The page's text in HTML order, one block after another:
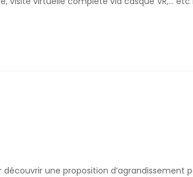
découvrir une proposition d’agrandissement